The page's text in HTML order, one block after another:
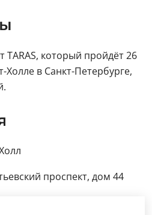
TARAS, который пройдёт 26
Холле в Санкт-Петербурге,
проспект, дом 44